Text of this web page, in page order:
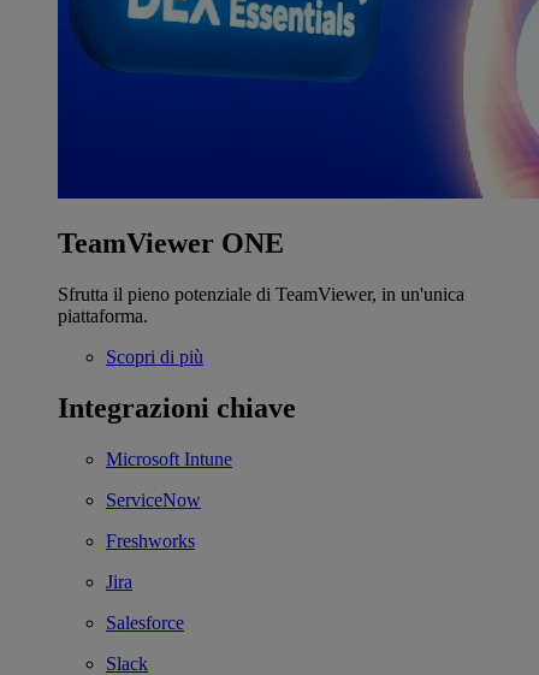
TeamViewer ONE
Sfrutta il pieno potenziale di TeamViewer, in un'unica
piattaforma.
Scopri di più
Integrazioni chiave
Microsoft Intune
ServiceNow
Freshworks
Jira
Salesforce
Slack